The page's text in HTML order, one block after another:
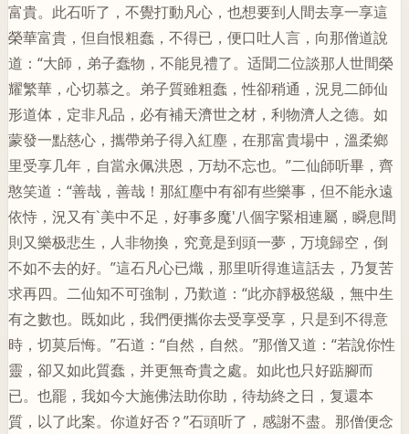
富貴。此石听了，不覺打動凡心，也想要到人間去享一享這
榮華富貴，但自恨粗蠢，不得已，便口吐人言，向那僧道說
道：“大師，弟子蠢物，不能見禮了。适聞二位談那人世間榮
耀繁華，心切慕之。弟子質雖粗蠢，性卻稍通，況見二師仙
形道体，定非凡品，必有補天濟世之材，利物濟人之德。如
蒙發一點慈心，攜帶弟子得入紅塵，在那富貴場中，溫柔鄉
里受享几年，自當永佩洪恩，万劫不忘也。”二仙師听畢，齊
憨笑道：“善哉，善哉！那紅塵中有卻有些樂事，但不能永遠
依恃，況又有`美中不足，好事多魔'八個字緊相連屬，瞬息間
則又樂极悲生，人非物換，究竟是到頭一夢，万境歸空，倒
不如不去的好。”這石凡心已熾，那里听得進這話去，乃复苦
求再四。二仙知不可強制，乃歎道：“此亦靜极慫級，無中生
有之數也。既如此，我們便攜你去受享受享，只是到不得意
時，切莫后悔。”石道：“自然，自然。”那僧又道：“若說你性
靈，卻又如此質蠢，并更無奇貴之處。如此也只好踮腳而
已。也罷，我如今大施佛法助你助，待劫終之日，复還本
質，以了此案。你道好否？”石頭听了，感謝不盡。那僧便念